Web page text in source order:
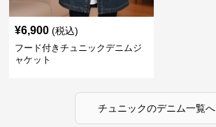
¥6,900 (税込)
フード付きチュニックデニムジ
ャケット
チュニックのデニム一覧へ